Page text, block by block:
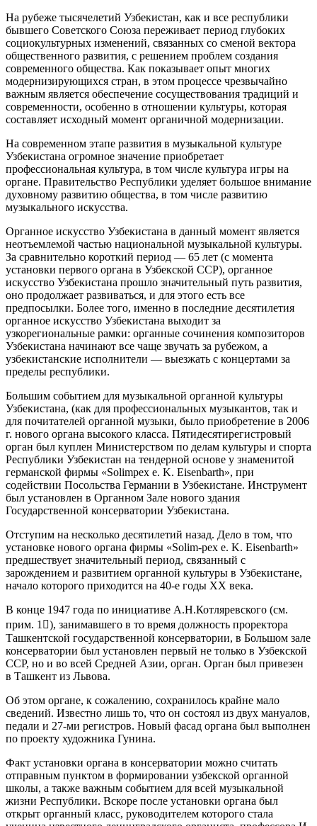
На рубеже тысячелетий Узбекистан, как и все республики
бывшего Советского Союза переживает период глубоких
социокультурных изменений, связанных со сменой вектора
общественного развития, с решением проблем создания
современного общества. Как показывает опыт многих
модернизирующихся стран, в этом процессе чрезвычайно
важным является обеспечение сосуществования традиций и
современности, особенно в отношении культуры, которая
составляет исходный момент органичной модернизации.
На современном этапе развития в музыкальной культуре
Узбекистана огромное значение приобретает
профессиональная культура, в том числе культура игры на
органе. Правительство Республики уделяет большое внимание
духовному развитию общества, в том числе развитию
музыкального искусства.
Органное искусство Узбекистана в данный момент является
неотъемлемой частью национальной музыкальной культуры.
За сравнительно короткий период — 65 лет (с момента
установки первого органа в Узбекской ССР), органное
искусство Узбекистана прошло значительный путь развития,
оно продолжает развиваться, и для этого есть все
предпосылки. Более того, именно в последние десятилетия
органное искусство Узбекистана выходит за
узкорегиональные рамки: органные сочинения композиторов
Узбекистана начинают все чаще звучать за рубежом, а
узбекистанские исполнители — выезжать с концертами за
пределы республики.
Большим событием для музыкальной органной культуры
Узбекистана, (как для профессиональных музыкантов, так и
для почитателей органной музыки, было приобретение в 2006
г. нового органа высокого класса. Пятидесятирегистровый
орган был куплен Министерством по делам культуры и спорта
Республики Узбекистан на тендерной основе у знаменитой
германской фирмы «Solimpex e. K. Eisenbarth», при
содействии Посольства Германии в Узбекистане. Инструмент
был установлен в Органном Зале нового здания
Государственной консерватории Узбекистана.
Отступим на несколько десятилетий назад. Дело в том, что
установке нового органа фирмы «Solim-pex e. K. Eisenbarth»
предшествует значительный период, связанный с
зарождением и развитием органной культуры в Узбекистане,
начало которого приходится на 40-е годы XX века.
В конце 1947 года по инициативе А.Н.Котляревского (см.
прим. 1), занимавшего в то время должность проректора
Ташкентской государственной консерватории, в Большом зале
консерватории был установлен первый не только в Узбекской
ССР, но и во всей Средней Азии, орган. Орган был привезен
в Ташкент из Львова.
Об этом органе, к сожалению, сохранилось крайне мало
сведений. Известно лишь то, что он состоял из двух мануалов,
педали и 27-ми регистров. Новый фасад органа был выполнен
по проекту художника Гунина.
Факт установки органа в консерватории можно считать
отправным пунктом в формировании узбекской органной
школы, а также важным событием для всей музыкальной
жизни Республики. Вскоре после установки органа был
открыт органный класс, руководителем которого стала